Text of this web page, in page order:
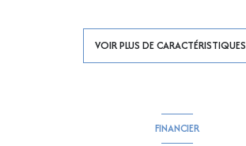
VOIR PLUS DE CARACTÉRISTIQUES
FINANCIER